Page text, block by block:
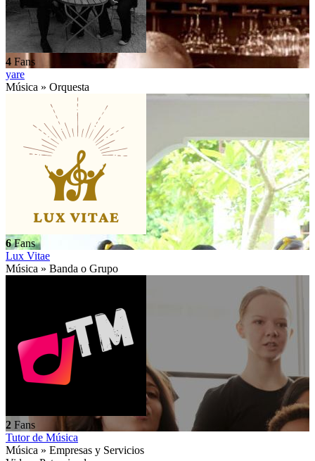
4 Fans
yare
Música » Orquesta
6 Fans
Lux Vitae
Música » Banda o Grupo
2 Fans
Tutor de Música
Música » Empresas y Servicios